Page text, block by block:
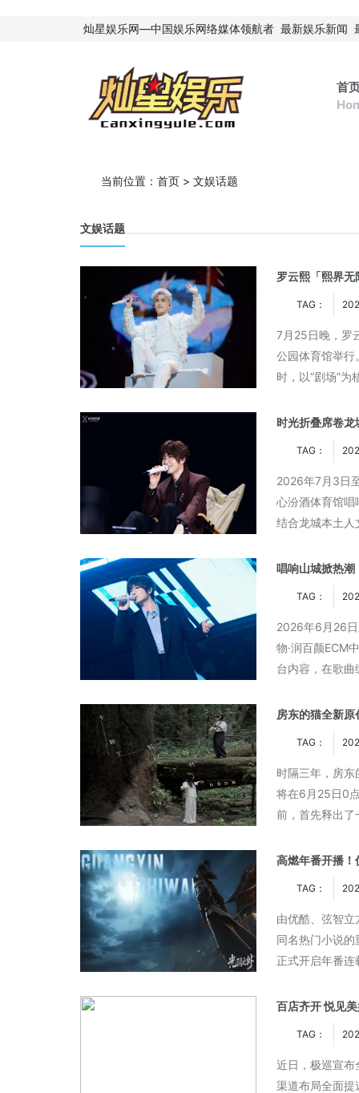
灿星娱乐网—中国娱乐网络媒体领航者 最新娱乐新闻
首
当前位置： 首页 > 文娱话题
文娱话题
罗云熙「熙界无
TAG：
7月25日晚，罗
公园体育馆举行
时，以“剧场”
时光折叠席卷
TAG：
2026年7月3日
心汾酒体育馆唱
结合龙城本土人
唱响山城掀热潮
TAG：
2026年6月26日
物·润百颜ECM
台内容，在歌
房东的猫全新原
TAG：
时隔三年，房
将在6月25日0
前，首先释出了
高燃年番开播！
TAG：
由优酷、弦智
同名热门小说
正式开启年番
百店齐开 悦见
TAG：
近日，极巡宣
渠道布局全面提
代言人